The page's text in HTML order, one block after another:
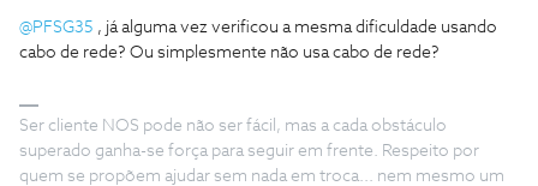
@PFSG35 , já alguma vez verificou a mesma dificuldade usando
cabo de rede? Ou simplesmente não usa cabo de rede?
Ser cliente NOS pode não ser fácil, mas a cada obstáculo
superado ganha-se força para seguir em frente. Respeito por
quem se propõem ajudar sem nada em troca... nem mesmo um